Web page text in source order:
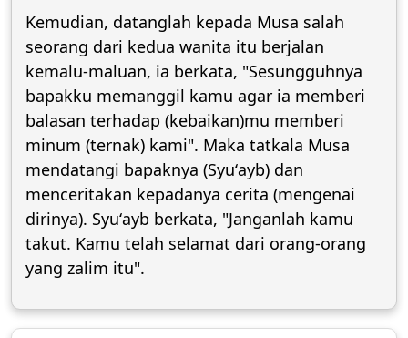
Kemudian, datanglah kepada Musa salah
seorang dari kedua wanita itu berjalan
kemalu-maluan, ia berkata, "Sesungguhnya
bapakku memanggil kamu agar ia memberi
balasan terhadap (kebaikan)mu memberi
minum (ternak) kami". Maka tatkala Musa
mendatangi bapaknya (Syuʻayb) dan
menceritakan kepadanya cerita (mengenai
dirinya). Syuʻayb berkata, "Janganlah kamu
takut. Kamu telah selamat dari orang-orang
yang zalim itu".